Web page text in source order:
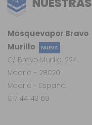
Masquevapor Bravo
Murillo
NUEVA
C/ Bravo Murillo, 224
Madrid - 28020
Madrid - España
917 44 43 69